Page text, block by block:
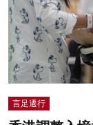
言足遷行